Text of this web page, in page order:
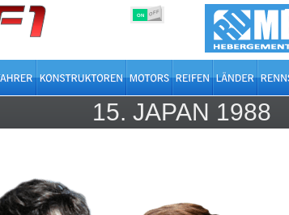
ON OFF
15. JAPAN 1988